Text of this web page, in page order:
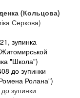
(Кольцова)
Серкова)
зупинка
"Школа")
до зупинки
Ролана")
зупинки